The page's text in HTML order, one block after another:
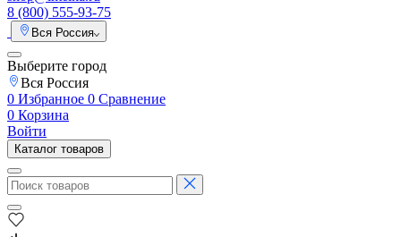
8 (800) 555-93-75
Вся Россия
Выберите город
Вся Россия
0 Избранное 0 Сравнение
0 Корзина
Войти
Каталог товаров